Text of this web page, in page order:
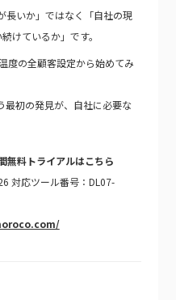
長いか」ではなく「自社の現
けているか」です。
度の全顧客設定から始めてみ
最初の発見が、自社に必要な
無料トライアルはこちら
対応ツール番号：DL07-